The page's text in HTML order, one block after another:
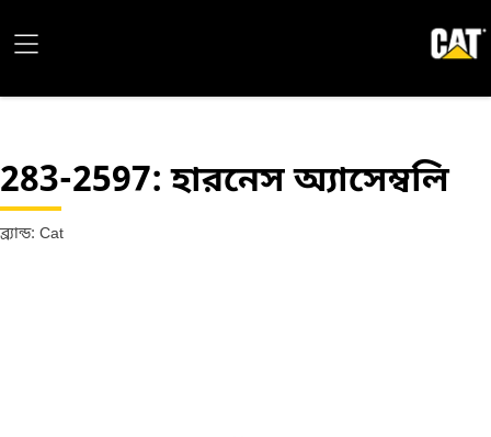
283-2597: হারনেস অ্যাসেম্বলি
ব্র্যান্ড: Cat